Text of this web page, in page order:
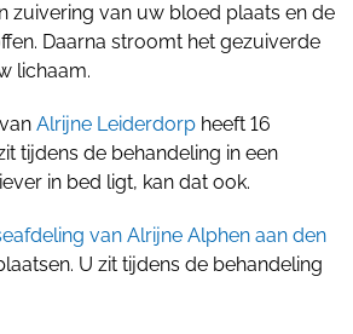
zuivering van uw bloed plaats en de
Daarna stroomt het gezuiverde
lichaam.
Alrijne Leiderdorp heeft 16
tijdens de behandeling in een
in bed ligt, kan dat ook.
van Alrijne Alphen aan den
U zit tijdens de behandeling